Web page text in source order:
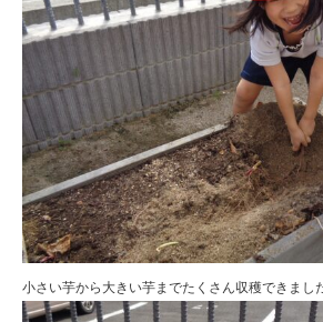
小さい芋から大きい芋までたくさん収穫できまし